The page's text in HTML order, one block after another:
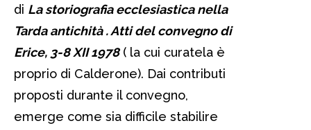
di La storiografia ecclesiastica nella
Tarda antichità . Atti del convegno di
Erice, 3-8 XII 1978( la cui curatela è
proprio di Calderone). Dai contributi
proposti durante il convegno,
emerge come sia difficile stabilire